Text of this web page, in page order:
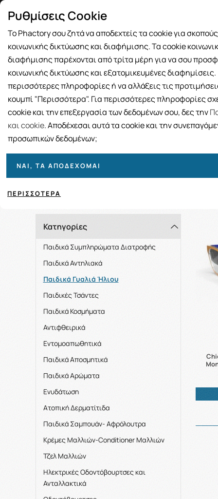
των 49€
BRANDS ΓΥΝΑΙΚΑ ΑΝΔΡΑΣ ΜΗΤΕΡΑ ΚΑΙ
Ταξινόμηση
Κατηγορίες
Παιδικά Συμπληρώματα Διατροφής
Παιδικά Αντηλιακά
Παιδικά Γυαλιά Ήλιου
Παιδικές Τσάντες
Παιδικά Κοσμήματα
Αντιφθειρικά
Εντομοαπωθητικά
Παιδικά Αποσμητικά
Παιδικά Αρώματα
Ενυδάτωση
Ατοπική Δερματίτιδα
Παιδικά Σαμπουάν- Αφρόλουτρα
Kρέμες Μαλλιών-Conditioner Μαλλιών
Τζελ Μαλλιών
Ηλεκτρικές Οδοντόβουρτσες και
Ανταλλακτικά
Ρυθμίσεις Cookie
Το Phactory σου ζητά να αποδεχτείς τα cookie για
κοινωνικής δικτύωσης και διαφήμισης. Τα cookie
διαφήμισης παρέχονται από τρίτα μέρη για να σου
κοινωνικής δικτύωσης και εξατομικευμένες διαφημίσεις.
περισσότερες πληροφορίες ή να αλλάξεις τις
κουμπί "Περισσότερα". Για περισσότερες πληροφορίες
cookie και την επεξεργασία των δεδομένων σου, δες την
και cookie. Αποδέχεσαι αυτά τα cookie και την
προσωπικών δεδομένων;
ΝΑΙ, ΤΑ ΑΠΟΔΈΧΟΜΑΙ
ΠΕΡΙΣΣΌΤΕΡΑ